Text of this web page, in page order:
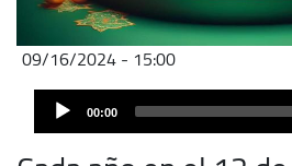
09/16/2024 - 15:00
Audio
Player 00:00